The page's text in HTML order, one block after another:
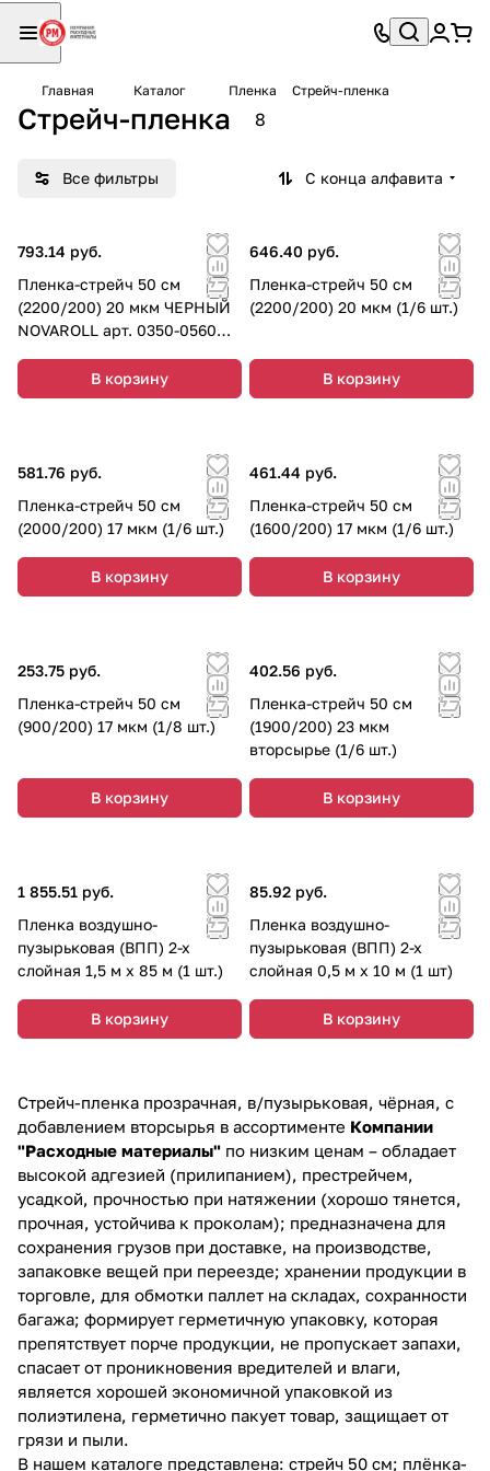
Главная Каталог Пленка Стрейч-пленка
Стрейч-пленка 8
Все фильтры С конца алфавита
793.14 руб.
Пленка-стрейч 50 см
(2200/200) 20 мкм ЧЕРНЫЙ
NOVAROLL арт. 0350-0560
В корзину
646.40 руб.
Пленка-стрейч 50 см
(2200/200) 20 мкм (1/6 шт.)
В корзину
581.76 руб.
Пленка-стрейч 50 см
(2000/200) 17 мкм (1/6 шт.)
В корзину
461.44 руб.
Пленка-стрейч 50 см
(1600/200) 17 мкм (1/6 шт.)
В корзину
253.75 руб.
Пленка-стрейч 50 см
(900/200) 17 мкм (1/8 шт.)
В корзину
402.56 руб.
Пленка-стрейч 50 см
(1900/200) 23 мкм
вторсырье (1/6 шт.)
В корзину
1 855.51 руб.
Пленка воздушно-
пузырьковая (ВПП) 2-х
слойная 1,5 м х 85 м (1 шт.)
В корзину
85.92 руб.
Пленка воздушно-
пузырьковая (ВПП) 2-х
слойная 0,5 м х 10 м (1 шт)
В корзину
Стрейч-пленка прозрачная, в/пузырьковая, чёрная, с
добавлением вторсырья в ассортименте Компании
"Расходные материалы" по низким ценам – обладает
высокой адгезией (прилипанием), престрейчем,
усадкой, прочностью при натяжении (хорошо тянется,
прочная, устойчива к проколам); предназначена для
сохранения грузов при доставке, на производстве,
запаковке вещей при переезде; хранении продукции в
торговле, для обмотки паллет на складах, сохранности
багажа; формирует герметичную упаковку, которая
препятствует порче продукции, не пропускает запахи,
спасает от проникновения вредителей и влаги,
является хорошей экономичной упаковкой из
полиэтилена, герметично пакует товар, защищает от
грязи и пыли.
В нашем каталоге представлена: стрейч 50 см; плёнка-